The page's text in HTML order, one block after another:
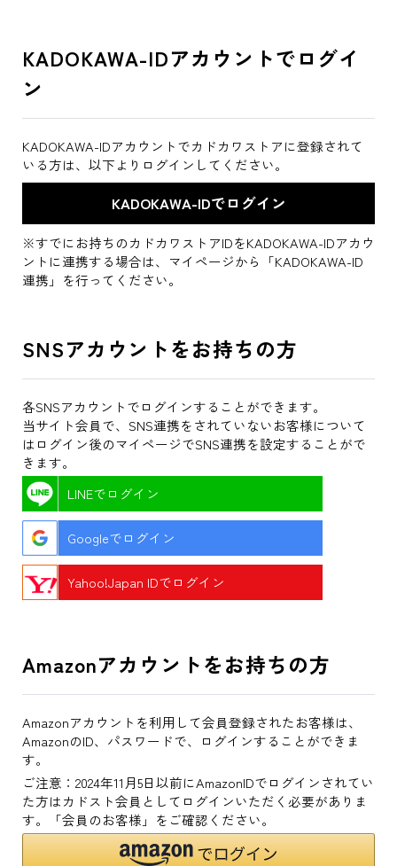
KADOKAWA-IDアカウントでログイ
ン
KADOKAWA-IDアカウントでカドカワストアに登録されて
いる方は、以下よりログインしてください。
※すでにお持ちのカドカワストアIDをKADOKAWA-IDアカウ
ントに連携する場合は、マイページから「KADOKAWA-ID
連携」を行ってください。
SNSアカウントをお持ちの方
各SNSアカウントでログインすることができます。
当サイト会員で、SNS連携をされていないお客様について
はログイン後のマイページでSNS連携を設定することがで
きます。
LINEでログイン
Googleでログイン
Yahoo!Japan IDでログイン
Amazonアカウントをお持ちの方
Amazonアカウントを利用して会員登録されたお客様は、
AmazonのID、パスワードで、ログインすることができま
す。
ご注意：2024年11月5日以前にAmazonIDでログインされてい
た方はカドスト会員としてログインいただく必要がありま
す。「会員のお客様」をご確認ください。